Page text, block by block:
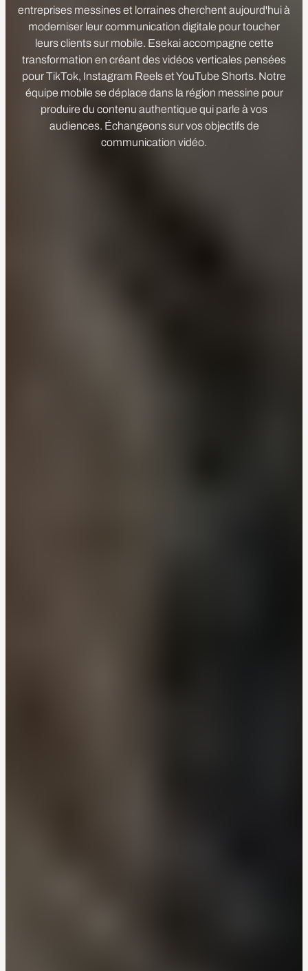
entreprises messines et lorraines cherchent aujourd'hui à
moderniser leur communication digitale pour toucher
leurs clients sur mobile. Esekai accompagne cette
transformation en créant des vidéos verticales pensées
pour TikTok, Instagram Reels et YouTube Shorts. Notre
équipe mobile se déplace dans la région messine pour
produire du contenu authentique qui parle à vos
audiences. Échangeons sur vos objectifs de
communication vidéo.